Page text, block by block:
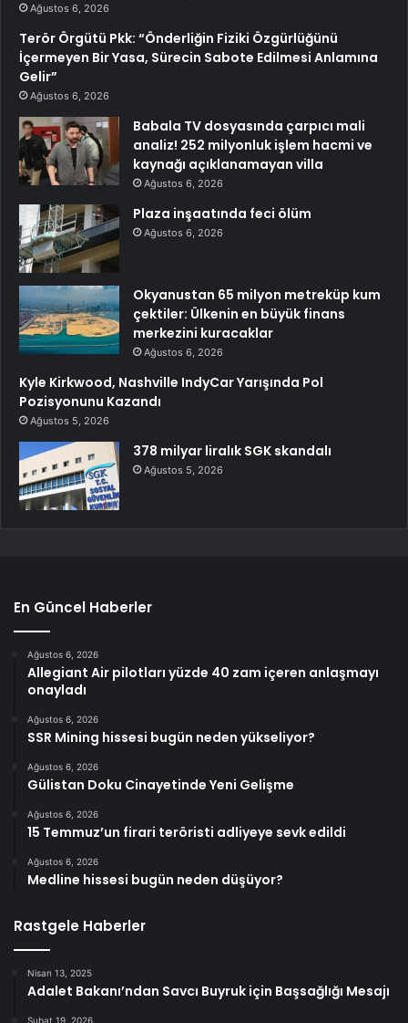
Ağustos 6, 2026
Terör Örgütü Pkk: “Önderliğin Fiziki Özgürlüğünü
İçermeyen Bir Yasa, Sürecin Sabote Edilmesi Anlamına
Gelir”
Ağustos 6, 2026
Babala TV dosyasında çarpıcı mali
analiz! 252 milyonluk işlem hacmi ve
kaynağı açıklanamayan villa
Ağustos 6, 2026
Plaza inşaatında feci ölüm
Ağustos 6, 2026
Okyanustan 65 milyon metreküp kum
çektiler: Ülkenin en büyük finans
merkezini kuracaklar
Ağustos 6, 2026
Kyle Kirkwood, Nashville IndyCar Yarışında Pol
Pozisyonunu Kazandı
Ağustos 5, 2026
378 milyar liralık SGK skandalı
Ağustos 5, 2026
En Güncel Haberler
Ağustos 6, 2026
Allegiant Air pilotları yüzde 40 zam içeren anlaşmayı
onayladı
Ağustos 6, 2026
SSR Mining hissesi bugün neden yükseliyor?
Ağustos 6, 2026
Gülistan Doku Cinayetinde Yeni Gelişme
Ağustos 6, 2026
15 Temmuz’un firari teröristi adliyeye sevk edildi
Ağustos 6, 2026
Medline hissesi bugün neden düşüyor?
Rastgele Haberler
Nisan 13, 2025
Adalet Bakanı’ndan Savcı Buyruk için Başsağlığı Mesajı
Şubat 19, 2026